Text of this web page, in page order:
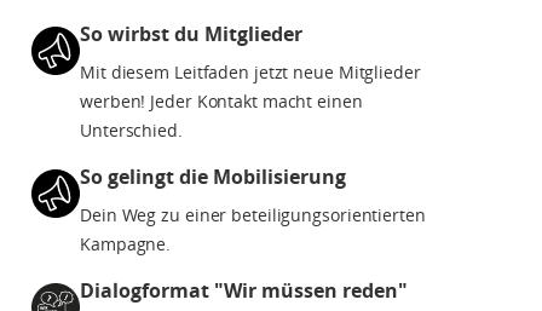
So wirbst du Mitglieder
Mit diesem Leitfaden jetzt neue Mitglieder
werben! Jeder Kontakt macht einen
Unterschied.
So gelingt die Mobilisierung
Dein Weg zu einer beteiligungsorientierten
Kampagne.
Dialogformat "Wir müssen reden"